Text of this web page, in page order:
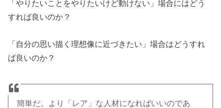
「やりたいことをやりたいけど動けない」場合にはどう
すれば良いのか？
「自分の思い描く理想像に近づきたい」場合はどうすれ
ば良いのか？
簡単だ。より「レア」な人材になればいいのであ